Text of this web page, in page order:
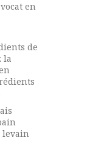
en
de
la
levain